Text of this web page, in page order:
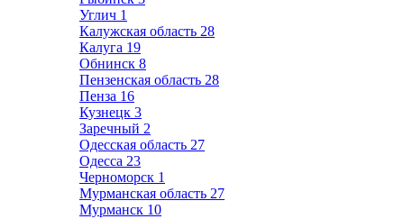
Углич 1
Калужская область 28
Калуга 19
Обнинск 8
Пензенская область 28
Пенза 16
Кузнецк 3
Заречный 2
Одесская область 27
Одесса 23
Черноморск 1
Мурманская область 27
Мурманск 10